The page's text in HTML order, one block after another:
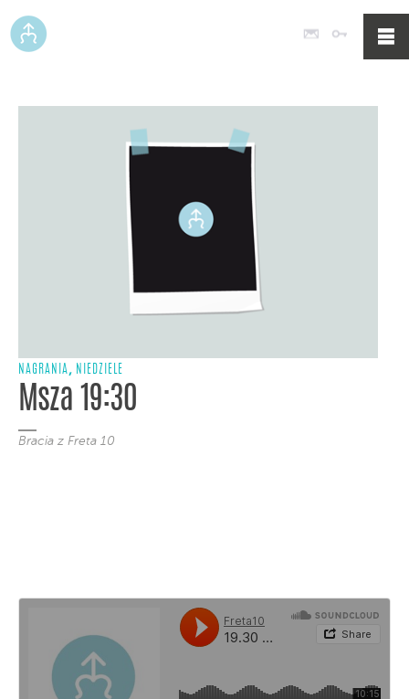
Poczta
NAGRANIA, NIEDZIELE
Msza 19:30
Bracia z Freta 10